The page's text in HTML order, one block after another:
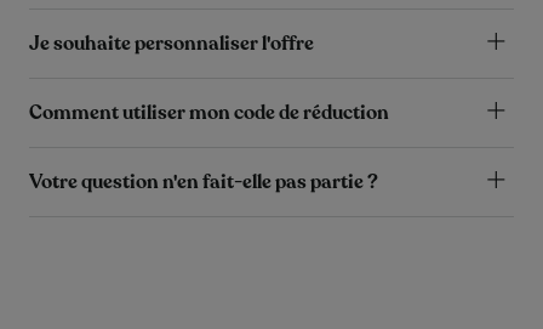
Je souhaite personnaliser l'offre
Comment utiliser mon code de réduction
Votre question n'en fait-elle pas partie ?